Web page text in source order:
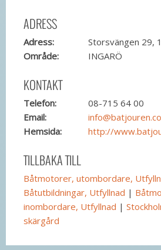
ADRESS
Adress:
Storsvängen 29,
Område:
INGARÖ
KONTAKT
Telefon:
08-715 64 00
Email:
Hemsida:
http://
TILLBAKA TILL
Båtmotorer, utombordare,
Båtutbildningar, Utfyllnad |
inombordare, Utfyllnad |
skärgård